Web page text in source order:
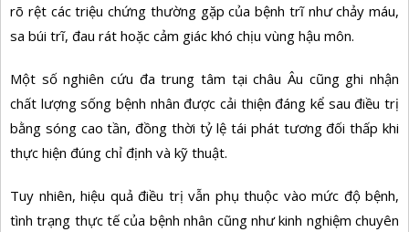
rõ rệt các triệu chứng thường gặp của bệnh trĩ như chảy máu,
sa búi trĩ, đau rát hoặc cảm giác khó chịu vùng hậu môn.
Một số nghiên cứu đa trung tâm tại châu Âu cũng ghi nhận
chất lượng sống bệnh nhân được cải thiện đáng kể sau điều trị
bằng sóng cao tần, đồng thời tỷ lệ tái phát tương đối thấp khi
thực hiện đúng chỉ định và kỹ thuật.
Tuy nhiên, hiệu quả điều trị vẫn phụ thuộc vào mức độ bệnh,
tình trạng thực tế của bệnh nhân cũng như kinh nghiệm chuyên